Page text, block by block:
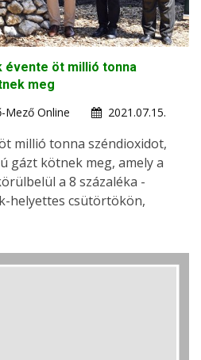
évente öt millió tonna
meg
Mező Online
2021.07.15.
millió tonna széndioxidot,
gázt kötnek meg, amely a
a 8 százaléka -
helyettes csütörtökön,